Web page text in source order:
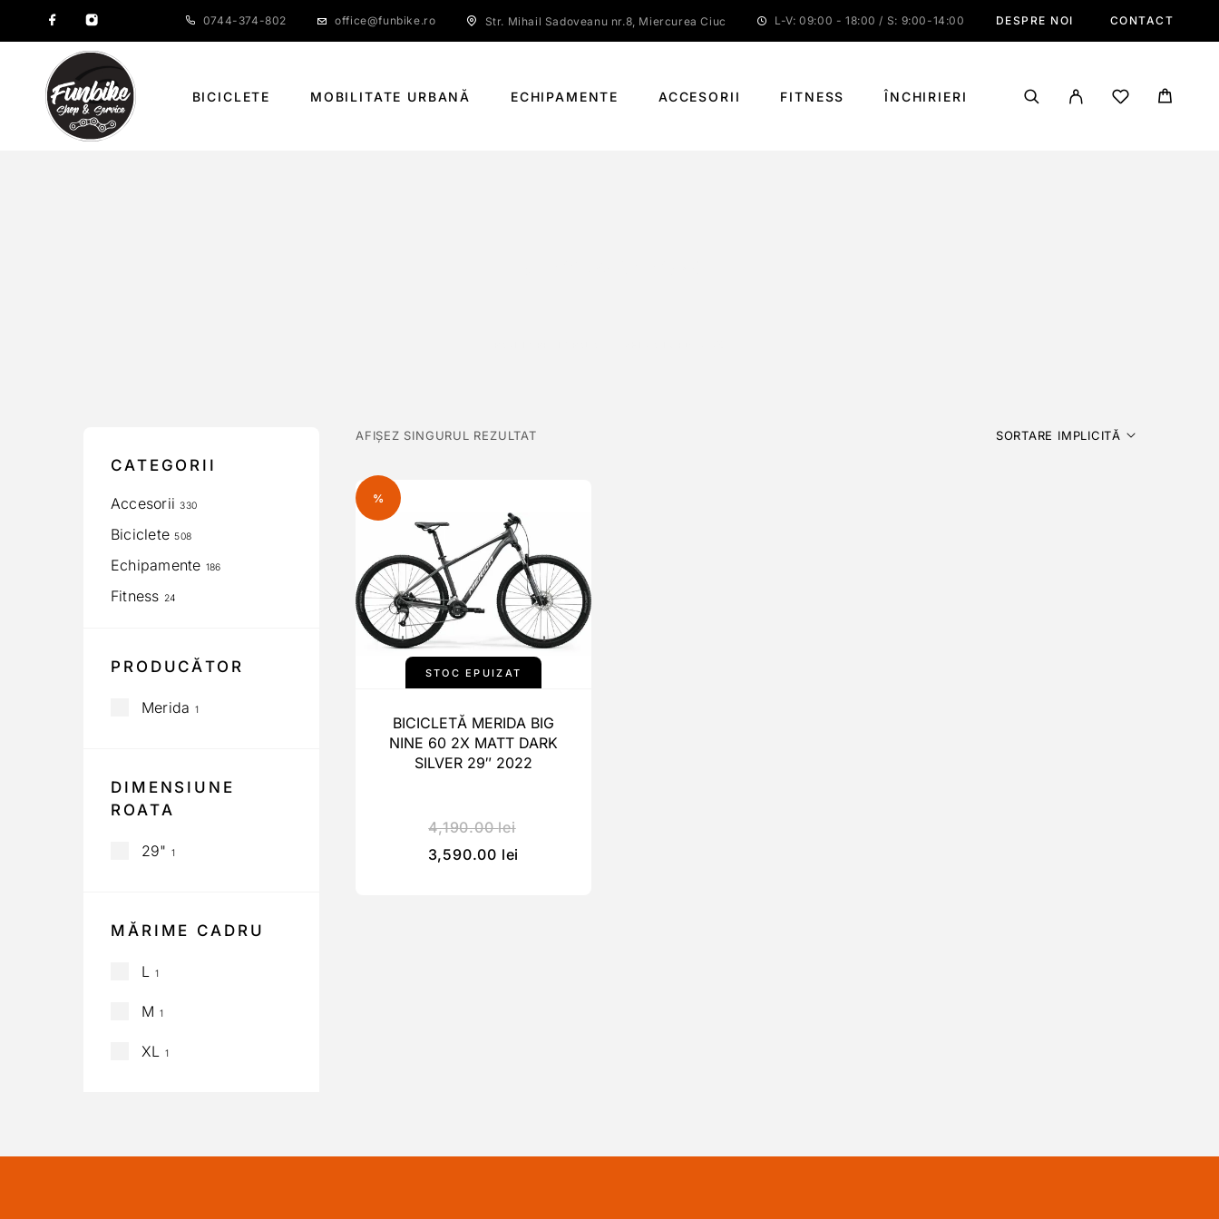
0744-374-802 office@funbike.ro Str. Mihail Sadoveanu nr.8, Miercurea Ciuc L-V: 09:00 - 18:00 / S: 9:00-14:00 DESPRE NOI CONTACT
BICICLETE MOBILITATE URBANĂ ECHIPAMENTE ACCESORII FITNESS ÎNCHIRIERI
CATEGORII
Accesorii 330
Biciclete 508
Echipamente 186
Fitness 24
PRODUCĂTOR
Merida 1
DIMENSIUNE
ROATA
29" 1
MĂRIME CADRU
L 1
M 1
XL 1
AFIȘEZ SINGURUL REZULTAT SORTARE IMPLICITĂ
%
STOC EPUIZAT
BICICLETĂ MERIDA BIG
NINE 60 2X MATT DARK
SILVER 29″ 2022
4,190.00lei
3,590.00 lei